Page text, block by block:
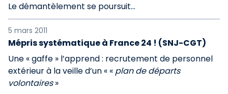
Le démantèlement se poursuit...
5 mars 2011
Mépris systématique à France 24 ! (SNJ-CGT)
Une « gaffe » l’apprend : recrutement de personnel
extérieur à la veille d’un « « plan de départs
volontaires»